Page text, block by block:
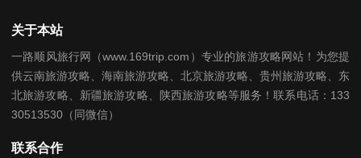
关于本站
一路顺风旅行网（www.169trip.com）专业的旅游攻略网站！为您提
供云南旅游攻略、海南旅游攻略、北京旅游攻略、贵州旅游攻略、东
北旅游攻略、新疆旅游攻略、陕西旅游攻略等服务！联系电话：133
30513530（同微信）
联系合作